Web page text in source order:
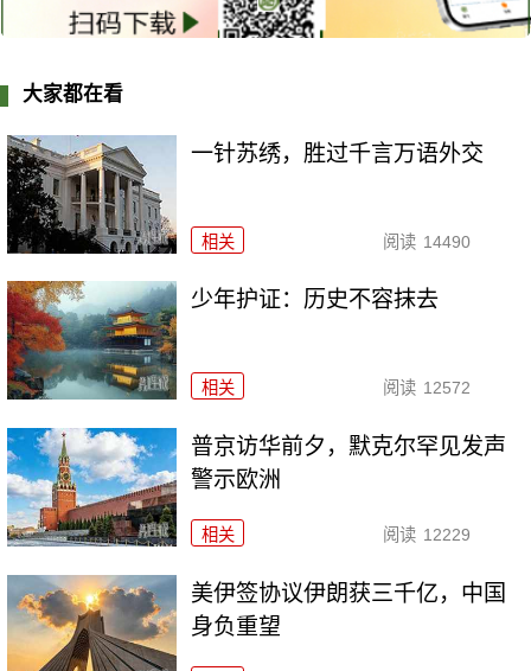
大家都在看
一针苏绣，胜过千言万语外交
相关 阅读 14490
少年护证：历史不容抹去
相关 阅读 12572
普京访华前夕，默克尔罕见发声
警示欧洲
相关 阅读 12229
美伊签协议伊朗获三千亿，中国
身负重望